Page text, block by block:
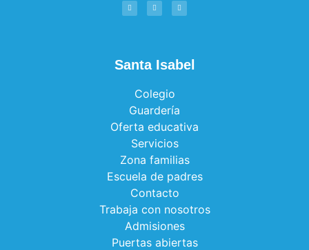
Santa Isabel
Colegio
Guardería
Oferta educativa
Servicios
Zona familias
Escuela de padres
Contacto
Trabaja con nosotros
Admisiones
Puertas abiertas